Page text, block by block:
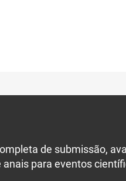
de submissão,
anais para eventos